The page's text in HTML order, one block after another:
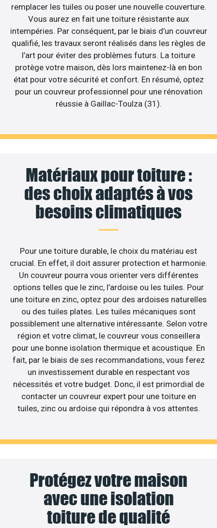
remplacer les tuiles ou poser une nouvelle couverture.
Vous aurez en fait une toiture résistante aux
intempéries. Par conséquent, par le biais d’un couvreur
qualifié, les travaux seront réalisés dans les règles de
l’art pour éviter des problèmes futurs. La toiture
protège votre maison, dès lors maintenez-là en bon
état pour votre sécurité et confort. En résumé, optez
pour un couvreur professionnel pour une rénovation
réussie à Gaillac-Toulza (31).
Matériaux pour toiture :
des choix adaptés à vos
besoins climatiques
Pour une toiture durable, le choix du matériau est
crucial. En effet, il doit assurer protection et harmonie.
Un couvreur pourra vous orienter vers différentes
options telles que le zinc, l’ardoise ou les tuiles. Pour
une toiture en zinc, optez pour des ardoises naturelles
ou des tuiles plates. Les tuiles mécaniques sont
possiblement une alternative intéressante. Selon votre
région et votre climat, le couvreur vous conseillera
pour une bonne isolation thermique et acoustique. En
fait, par le biais de ses recommandations, vous ferez
un investissement durable en respectant vos
nécessités et votre budget. Donc, il est primordial de
contacter un couvreur expert pour une toiture en
tuiles, zinc ou ardoise qui répondra à vos attentes.
Protégez votre maison
avec une isolation
toiture de qualité